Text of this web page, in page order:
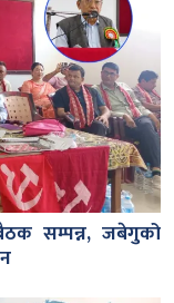
सम्पन्न, जबेगुको